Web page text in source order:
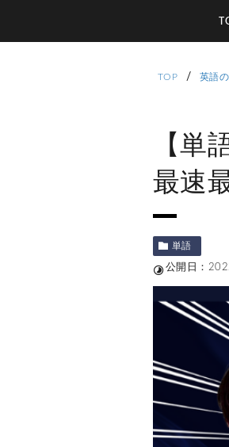
TOP / 英語
【単
最速
単語
公開日：